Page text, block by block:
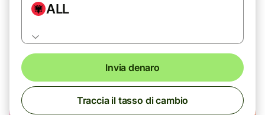
ALL
Invia denaro
Traccia il tasso di cambio